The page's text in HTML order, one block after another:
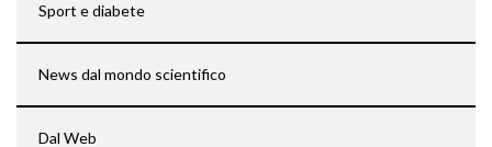
Sport e diabete
News dal mondo scientifico
Dal Web